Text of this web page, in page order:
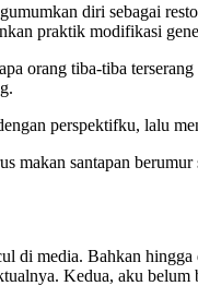
diri sebagai
praktik modifikasi
orang tiba-tiba
perspektifku, lalu
makan santapan
di media. Bahkan
Kedua, aku